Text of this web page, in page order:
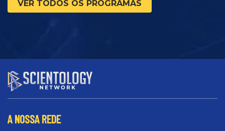
VER TODOS OS PROGRAMAS
A NOSSA REDE